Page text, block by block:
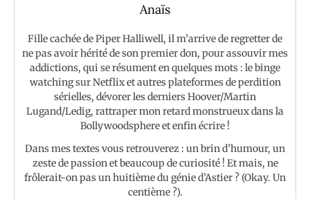
Anaïs
Fille cachée de Piper Halliwell, il m’arrive de regretter de
ne pas avoir hérité de son premier don, pour assouvir mes
addictions, qui se résument en quelques mots : le binge
watching sur Netflix et autres plateformes de perdition
sérielles, dévorer les derniers Hoover/Martin
Lugand/Ledig, rattraper mon retard monstrueux dans la
Bollywoodsphere et enfin écrire !
Dans mes textes vous retrouverez : un brin d’humour, un
zeste de passion et beaucoup de curiosité ! Et mais, ne
frôlerait-on pas un huitième du génie d’Astier ? (Okay. Un
centième ?).